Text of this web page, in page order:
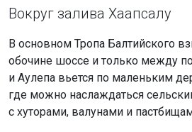
Вокруг залива Хаапсалу
В основном Тропа Балтийского
обочине шоссе и только между
и Аулепа вьется по маленьким
где можно наслаждаться
с хуторами, валунами и